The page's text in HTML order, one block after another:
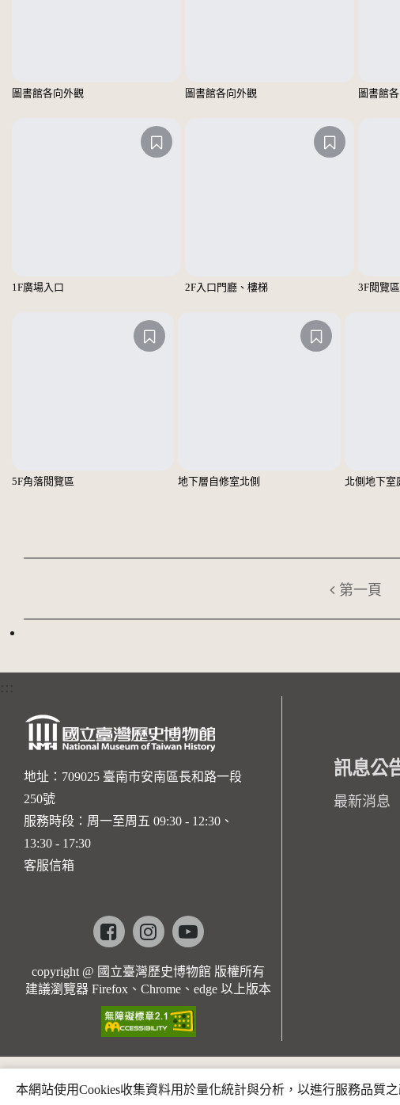
圖書館各向外觀 圖書館各向外觀 圖書館
1F廣場入口 2F入口門廳、樓梯 3F閱覽區
5F角落閱覽區 地下層自修室北側 北側地下室
第一頁
:::
地址：709025 臺南市安南區長和路一段
250號
服務時段：周一至周五 09:30 - 12:30、
13:30 - 17:30
客服信箱
Facebookinstagramyoutube
copyright @ 國立臺灣歷史博物館 版權所有
建議瀏覽器 Firefox、Chrome、edge 以上版本
訊息公
最新消息
本網站使用Cookies收集資料用於量化統計與分析，以進行服務品